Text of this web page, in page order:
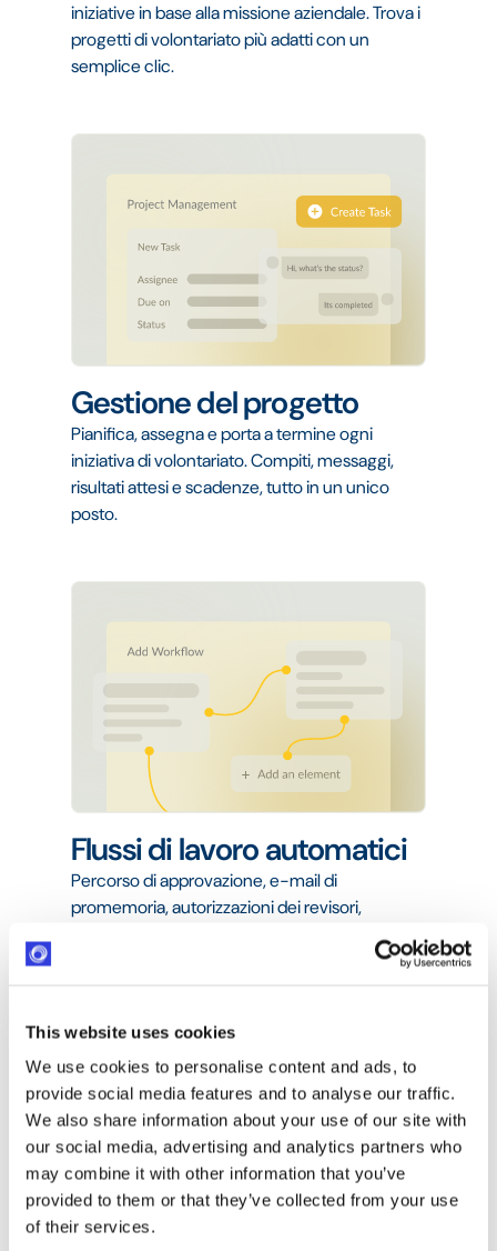
This website uses cookies
We use cookies to personalise content and ads, to
provide social media features and to analyse our traffic.
We also share information about your use of our site with
our social media, advertising and analytics partners who
may combine it with other information that you’ve
provided to them or that they’ve collected from your use
of their services.
iniziative in base alla missione aziendale. Trova i
progetti di volontariato più adatti con un
semplice clic.
Gestione del progetto
Pianifica, assegna e porta a termine ogni
iniziativa di volontariato. Compiti, messaggi,
risultati attesi e scadenze, tutto in un unico
posto.
Flussi di lavoro automatici
Percorso di approvazione, e-mail di
promemoria, autorizzazioni dei revisori,